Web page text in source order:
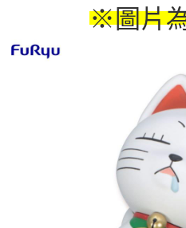
付款後7-11取貨
每筆NT$65，滿NT$1,300(含以上)
每筆NT$100，滿NT$1,300(含以上
宅配-離島(澎湖/金門/馬祖)-木棉花
※圖片